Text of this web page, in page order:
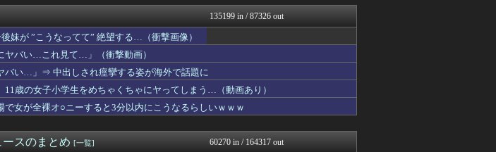
稿
なんJ PRIDE
医師、別人のCT画像で診察した...
痛いニュース(ﾉ∀`)
大事だと判明
うまぴょいチャンネル -ウ...
けど先行3でも大丈夫かな？
ュ揺れてタマランち
アイドル・女子アナ★吟じま...
ろ
哲学ニュースnwk
アルセウス速報＠ポケモンま...
アルファルファモザイク＠ネ...
邸を建てる！？ｗｗｗｗｗ
投資ちゃんねる
えすえすログ
135199 in / 87326 out
妹が ”こうなってて” 絶望する…（衝撃画像）
ヤバい…これ見て…」（衝撃動画）
バい…」⇒ 中出しされ痙攣する姿が海外で話題に
11歳の女子小学生をめちゃくちゃにヤってしまう…（動画あり）
で女が全裸オ○ニーすると3分以内にこうなるらしいｗｗｗ
スのまとめ [一覧] 60270 in / 164317 out